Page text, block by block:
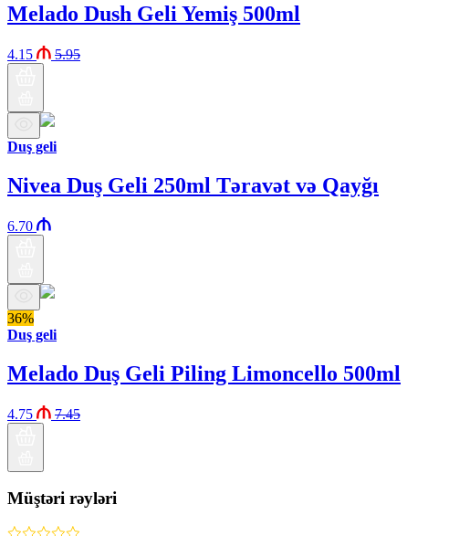
Melado Dush Geli Yemiş 500ml
4.15 5.95
Duş geli
Nivea Duş Geli 250ml Təravət və Qayğı
6.70
36%
Duş geli
Melado Duş Geli Piling Limoncello 500ml
4.75 7.45
Müştəri rəyləri